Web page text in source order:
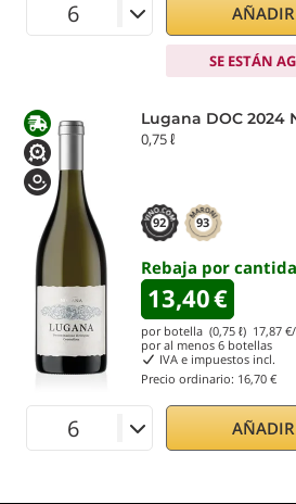
SE ESTÁN
Lugana DOC 2024
0,75 ℓ
92 93
Rebaja por
13,40€
por botella (0,75 ℓ) 17,87
por al menos 6 botellas
IVA e impuestos incl.
Precio ordinario: 16,70 €